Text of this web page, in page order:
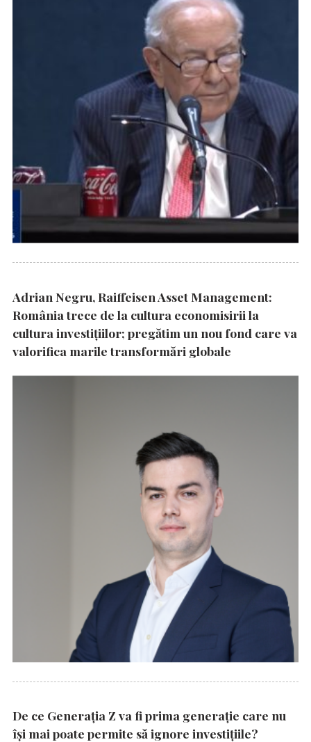
Adrian Negru, Raiffeisen Asset Management:
România trece de la cultura economisirii la
cultura investițiilor; pregătim un nou fond care va
valorifica marile transformări globale
De ce Generația Z va fi prima generație care nu
își mai poate permite să ignore investițiile?